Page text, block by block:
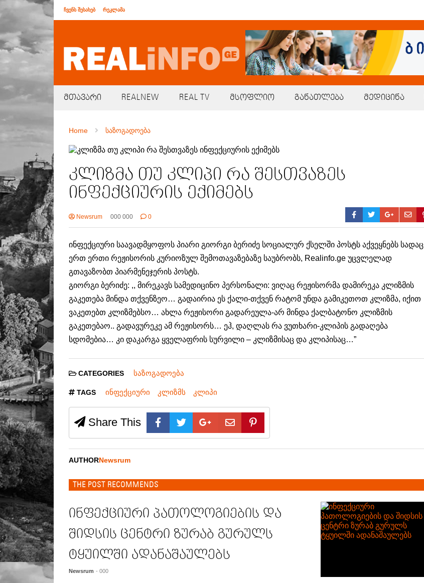
ჩვენს შესახებ რეკლამა
მთავარი REALNEW REAL TV მსოფლიო განათლება მედიცინა
Home საზოგადოება
კლიზმა თუ კლიპი რა შესთვაზეს
ინფექციურის ექიმებს
Newsrum 000 000 0
ინფექციური საავადმყოფოს პიარი გიორგი ბერიძე სოციალურ ქსელში პოსტს აქვეყნებს სადაც
ერთ ერთი რეჟისორის კურიოზულ შემოთავაზებაზე საუბრობს, Realinfo.ge უცვლელად
გთავაზობთ პიარმენეჯერის პოსტს.
გიორგი ბერიძე: ,, მირეკავს სამედიცინო პერსონალი: ვიღაც რეჟისორმა დამირეკა კლიზმის
გაკეთება მინდა თქვენზეო… გადაირია ეს ქალი-თქვენ რატომ უნდა გამიკეთოთ კლიზმა, იქით
ვაკეთებთ კლიზმებსო… ახლა რეჟისორი გადარეულა-არ მინდა ქალბატონო კლიზმის
გაკეთებაო.. გადავურეკე ამ რეჟისორს… ეჰ, დაღლას რა ვუთხარი-კლიპის გადაღება
სდომებია… კი დაკარგა ყველაფრის სურვილი – კლიზმისაც და კლიპისაც…”
CATEGORIES საზოგადოება
TAGS ინფექციური კლიზმს კლიპი
Share This
AUTHORNewsrum
THE POST RECOMMENDS
ინფექციური პათოლოგიების და
შიდსის ცენტრი ზურაბ გურულს
ტყუილში ადანაშაულებს
Newsrum - 000